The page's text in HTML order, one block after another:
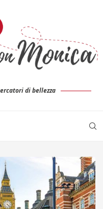
di bellezza